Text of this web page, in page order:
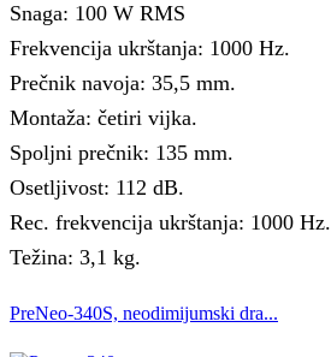
Snaga: 100 W RMS
Frekvencija ukrštanja: 1000 Hz.
Prečnik navoja: 35,5 mm.
Montaža: četiri vijka.
Spoljni prečnik: 135 mm.
Osetljivost: 112 dB.
Rec. frekvencija ukrštanja: 1000 Hz.
Težina: 3,1 kg.
PreNeo-340S, neodimijumski dra...